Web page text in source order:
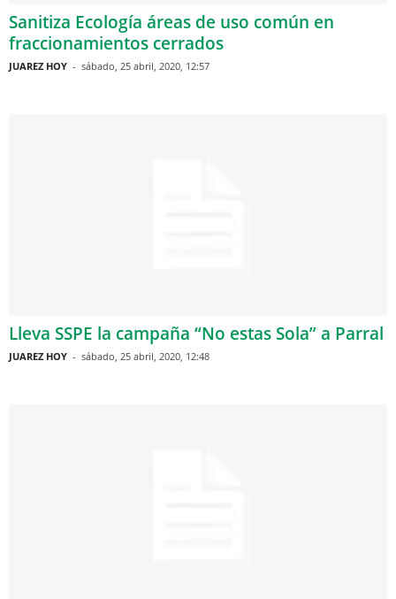
Sanitiza Ecología áreas de uso común en
fraccionamientos cerrados
JUAREZ HOY - sábado, 25 abril, 2020, 12:57
Lleva SSPE la campaña “No estas Sola” a Parral
JUAREZ HOY - sábado, 25 abril, 2020, 12:48